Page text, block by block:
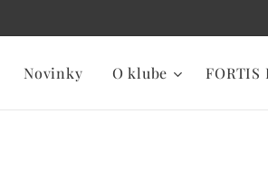
Novinky O klube FORTIS